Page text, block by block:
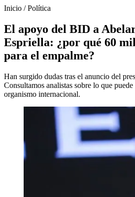
Inicio /Política
El apoyo del BID a
Espriella: ¿por qué 60
para el empalme?
Han surgido dudas tras el anuncio del
Consultamos analistas sobre lo que
organismo internacional.